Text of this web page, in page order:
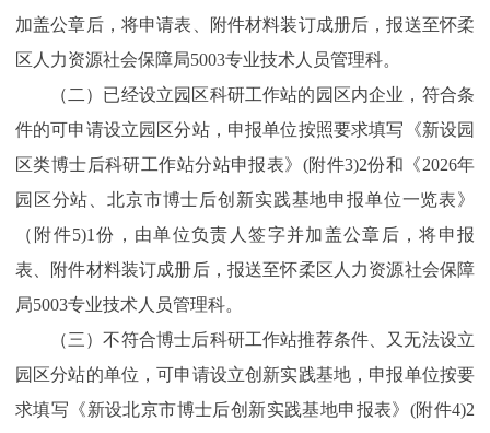
加盖公章后，将申请表、附件材料装订成册后，报送至怀柔
区人力资源社会保障局5003专业技术人员管理科。
（二）已经设立园区科研工作站的园区内企业，符合条
件的可申请设立园区分站，申报单位按照要求填写《新设园
区类博士后科研工作站分站申报表》(附件3)2份和《2026年
园区分站、北京市博士后创新实践基地申报单位一览表》
（附件5)1份，由单位负责人签字并加盖公章后，将申报
表、附件材料装订成册后，报送至怀柔区人力资源社会保障
局5003专业技术人员管理科。
（三）不符合博士后科研工作站推荐条件、又无法设立
园区分站的单位，可申请设立创新实践基地，申报单位按要
求填写《新设北京市博士后创新实践基地申报表》(附件4)2